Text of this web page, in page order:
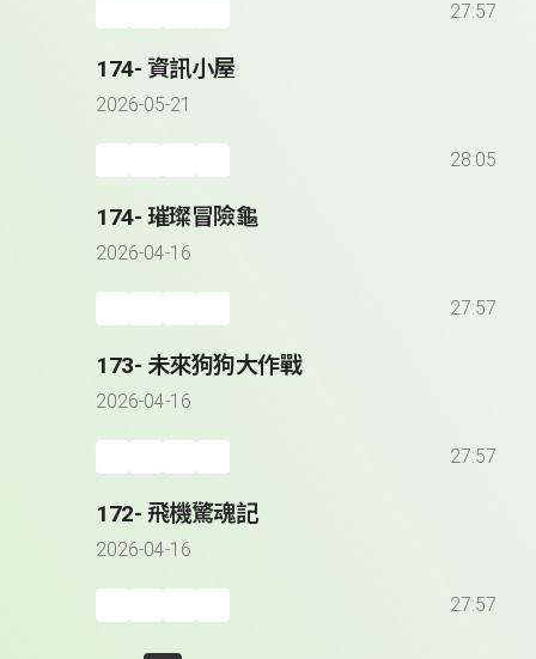
27:57
174- 資訊小屋
2026-05-21
28:05
174- 璀璨冒險龜
2026-04-16
27:57
173- 未來狗狗大作戰
2026-04-16
27:57
172- 飛機驚魂記
2026-04-16
27:57